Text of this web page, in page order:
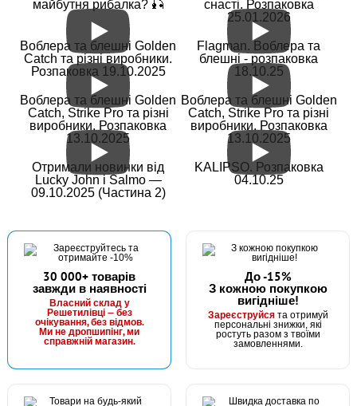
#203-9-76-B019
В наявності
Маг: 0 шт Базар: 7 шт
8 грн 7 шт.
КУПИТИ
Силікон Fishing ROI Wing Larva 76mm B019 (за 1шт)
#203-9-76-B032
В наявності
Маг: 0 шт Базар: 8 шт
64 грн 8 шт.
КУПИТИ
Силікон Fishing ROI Wing Larva 76mm B032 (за 1шт)
майбутня рибалка? 🎣
снасті. Розпаковка
25.01.2026
Воблера та блешні Golden
Catch та різні виробники.
Розпаковка 19.10.2025
Flagman. Воблера та
блешні - розпаковка
18.10.25
Воблера та блешні Golden
Catch, Strike Pro та різні
виробники. Розпаковка
13.10.2025
Воблера та блешні Golden
Catch, Strike Pro та різні
виробники. Розпаковка
13.10.2025
Отримали новинки від
Lucky John і Salmo —
09.10.2025 (Частина 2)
KALIPSO. Розпаковка
04.10.25
30 000+ товарів
завжди в наявності
Власний склад у
Решетилівці — без
очікування, без відмов.
Ми не дропшипінг, ми
справжній магазин.
До -15%
З кожною покупкою
вигідніше!
Зареєструйсята отримуй
персональні знижки, які
ростуть разом з твоїми
замовленнями.